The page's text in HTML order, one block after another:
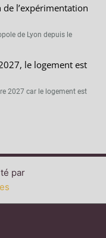
l’expérimentation
de Lyon depuis le
le logement est
2027 car le logement est
par